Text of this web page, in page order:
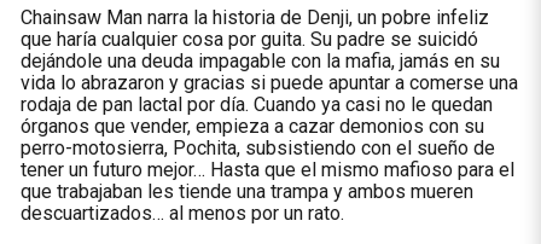
Chainsaw Man narra la historia de Denji, un pobre infeliz
que haría cualquier cosa por guita. Su padre se suicidó
dejándole una deuda impagable con la mafia, jamás en su
vida lo abrazaron y gracias si puede apuntar a comerse una
rodaja de pan lactal por día. Cuando ya casi no le quedan
órganos que vender, empieza a cazar demonios con su
perro-motosierra, Pochita, subsistiendo con el sueño de
tener un futuro mejor… Hasta que el mismo mafioso para el
que trabajaban les tiende una trampa y ambos mueren
descuartizados… al menos por un rato.